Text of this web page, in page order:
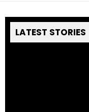
LATEST STORIES